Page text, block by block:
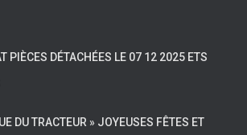
PIÈCES DÉTACHÉES LE 07 12 2025 ETS
DU TRACTEUR » JOYEUSES FÊTES ET